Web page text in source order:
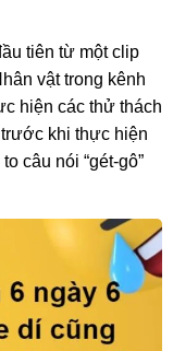
tiên từ một clip
vật trong kênh
hiện các thử thách
trước khi thực hiện
câu nói “gét-gô”